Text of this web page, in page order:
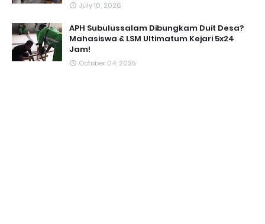
July 10, 2026
APH Subulussalam Dibungkam Duit Desa?
Mahasiswa & LSM Ultimatum Kejari 5x24
Jam!
October 04, 2025